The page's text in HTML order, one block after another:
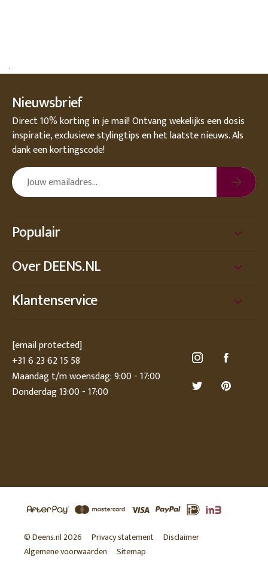
.
Nieuwsbrief
Direct 10% korting in je mail! Ontvang wekelijks een dosis
inspiratie, exclusieve stylingtips en het laatste nieuws. Als
dank een kortingscode!
Populair
Over DEENS.NL
Klantenservice
[email protected]
+31 6 23 62 15 58
Maandag t/m woensdag: 9:00 - 17:00
Donderdag 13:00 - 17:00
© Deens.nl 2026 Privacy statement
Disclaimer
Algemene voorwaarden
Sitemap